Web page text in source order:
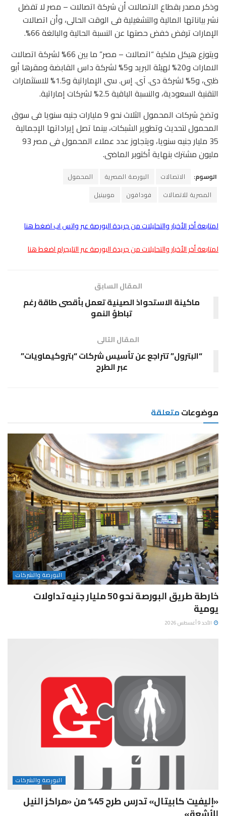
وذكر مصدر بقطاع الاتصالات أن شركة اتصالات – مصر لا تفضل
نشر بياناتها المالية والتشغيلية فى الوقت الحالى، وأن اتصالات
الإمارات ترفض خفض حصتها عن النسبة الحالية والبالغة 66%.
ويتوزع هيكل ملكية “اتصالات – مصر” ما بين 66% لشركة اتصالات
الامارات و20% لهيئة البريد و5% لشركة داس القابضة ومقرها أبو
ظبى، و5% لشركة دى. آى. إس. سى الإماراتية و1.5% للاستثمارات
التقنية السعودية، والنسبة الباقية 2.5% لشركات إماراتية.
وتضخ شركات المحمول الثلاث نحو 9 مليارات جنيه سنويا فى سوق
المحمول لتحديث وتطوير الشبكات، بينما تصل إيراداتها الإجمالية
35 مليار جنيه سنويا، ويتجاوز عدد عملاء المحمول فى مصر 93
مليون مشترك بنهاية أكتوبر الماضى.
الوسوم: الاتصالات البورصة المصرية
المحمول
المصرية للاتصالات
فودافون موبينيل
لمتابعة أخر الأخبار والتحليلات من جريدة البورصة عبر واتس اب اضغط هنا
لمتابعة أخر الأخبار والتحليلات من جريدة البورصة عبر التليجرام اضغط هنا
المقال السابق
ماكينة الاستحواذ الصينية تعمل بأقصى طاقة رغم
تباطؤ النمو
المقال التالى
“البترول” تتراجع عن تأسيس شركات “بتروكيماويات”
عبر الطرح
موضوعاتمتعلقة
البورصة والشركات
خارطة طريق البورصة نحو 50 مليار جنيه تداولات
يومية
الأحد 9 أغسطس 2026
البورصة والشركات
«إليفيت كابيتال» تدرس طرح 45% من «مراكز النيل